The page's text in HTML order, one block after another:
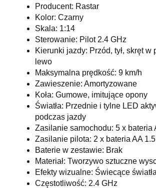
Producent: Rastar
Kolor: Czarny
Skala: 1:14
Sterowanie: Pilot 2.4 GHz
Kierunki jazdy: Przód, tył, skręt w
lewo
Maksymalna prędkość: 9 km/h
Zawieszenie: Amortyzowane
Koła: Gumowe, imitujące opony
Światła: Przednie i tylne LED
podczas jazdy
Zasilanie samochodu: 5 x bateria
Zasilanie pilota: 2 x bateria AA
Baterie w zestawie: Brak
Materiał: Tworzywo sztuczne
Efekty wizualne: Świecące światła
Częstotliwość: 2.4 GHz